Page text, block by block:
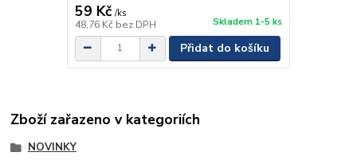
59 Kč /ks
48,76 Kč bez DPH Skladem 1-5 ks
Přidat do košíku
Zboží zařazeno v kategoriích
NOVINKY